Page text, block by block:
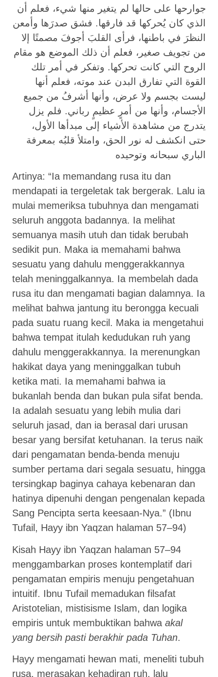
جوارحها على حالها لم يتغير منها شيء، فعلم أن
الذي كان يُحركها قد فارقها. فشق صدرَها وأمعن
النظرَ في باطنها، فرأى القلبَ أجوفَ مصمتًا إلا
من تجويف صغير، فعلم أن ذلك الموضع هو مقام
الروح التي كانت تحركها. وتفكر في أمر تلك
القوة التي تفارق البدن عند موته، فعلم أنها
ليست بجسم ولا عرض، وأنها أشرفُ من جميع
الأجسام، وأنها من أمرٍ عظيمٍ رباني. فلم يزل
يتدرج من مشاهدة الأشياء إلى مبدأها الأول،
حتى انكشف له نور الحق، وامتلأ قلبُه بمعرفة
الباري سبحانه وتوحيده
Artinya: “Ia memandang rusa itu dan
mendapati ia tergeletak tak bergerak. Lalu ia
mulai memeriksa tubuhnya dan mengamati
seluruh anggota badannya. Ia melihat
semuanya masih utuh dan tidak berubah
sedikit pun. Maka ia memahami bahwa
sesuatu yang dahulu menggerakkannya
telah meninggalkannya. Ia membelah dada
rusa itu dan mengamati bagian dalamnya. Ia
melihat bahwa jantung itu berongga kecuali
pada suatu ruang kecil. Maka ia mengetahui
bahwa tempat itulah kedudukan ruh yang
dahulu menggerakkannya. Ia merenungkan
hakikat daya yang meninggalkan tubuh
ketika mati. Ia memahami bahwa ia
bukanlah benda dan bukan pula sifat benda.
Ia adalah sesuatu yang lebih mulia dari
seluruh jasad, dan ia berasal dari urusan
besar yang bersifat ketuhanan. Ia terus naik
dari pengamatan benda-benda menuju
sumber pertama dari segala sesuatu, hingga
tersingkap baginya cahaya kebenaran dan
hatinya dipenuhi dengan pengenalan kepada
Sang Pencipta serta keesaan-Nya.” (Ibnu
Tufail, Hayy ibn Yaqzan halaman 57–94)
Kisah Hayy ibn Yaqzan halaman 57–94
menggambarkan proses kontemplatif dari
pengamatan empiris menuju pengetahuan
intuitif. Ibnu Tufail memadukan filsafat
Aristotelian, mistisisme Islam, dan logika
empiris untuk membuktikan bahwa akal
yang bersih pasti berakhir pada Tuhan.
Hayy mengamati hewan mati, meneliti tubuh
rusa, merasakan kehadiran ruh, lalu